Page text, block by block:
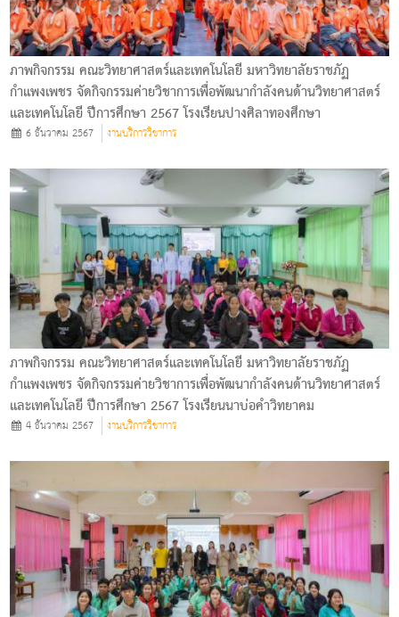
ภาพกิจกรรม คณะวิทยาศาสตร์และเทคโนโลยี มหาวิทยาลัยราชภัฏ
กำแพงเพชร จัดกิจกรรมค่ายวิชาการเพื่อพัฒนากำลังคนด้านวิทยาศาสตร์
และเทคโนโลยี ปีการศึกษา 2567 โรงเรียนปางศิลาทองศึกษา
6 ธันวาคม 2567 งานบริการวิชาการ
ภาพกิจกรรม คณะวิทยาศาสตร์และเทคโนโลยี มหาวิทยาลัยราชภัฏ
กำแพงเพชร จัดกิจกรรมค่ายวิชาการเพื่อพัฒนากำลังคนด้านวิทยาศาสตร์
และเทคโนโลยี ปีการศึกษา 2567 โรงเรียนนาบ่อคำวิทยาคม
4 ธันวาคม 2567 งานบริการวิชาการ